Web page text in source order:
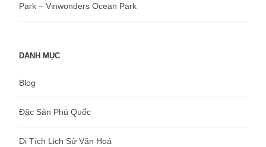
Park – Vinwonders Ocean Park
DANH MỤC
Blog
Đặc Sản Phú Quốc
Di Tích Lịch Sử Văn Hoá